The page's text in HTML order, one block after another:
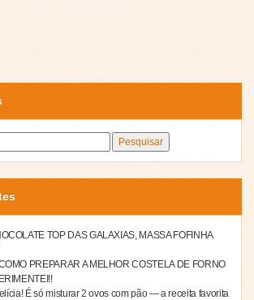
TOP DAS GALAXIAS, MASSA FOFINHA
PREPARAR A MELHOR COSTELA DE FORNO
É só misturar 2 ovos com pão — a receita favorita